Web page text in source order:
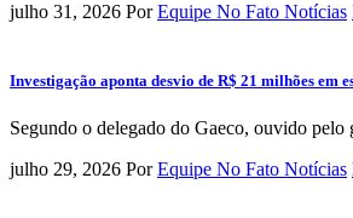
julho 31, 2026 Por Equipe No Fato Notícias
Investigação aponta desvio de R$ 21 milhões em
Segundo o delegado do Gaeco, ouvido
julho 29, 2026 Por Equipe No Fato Notícias